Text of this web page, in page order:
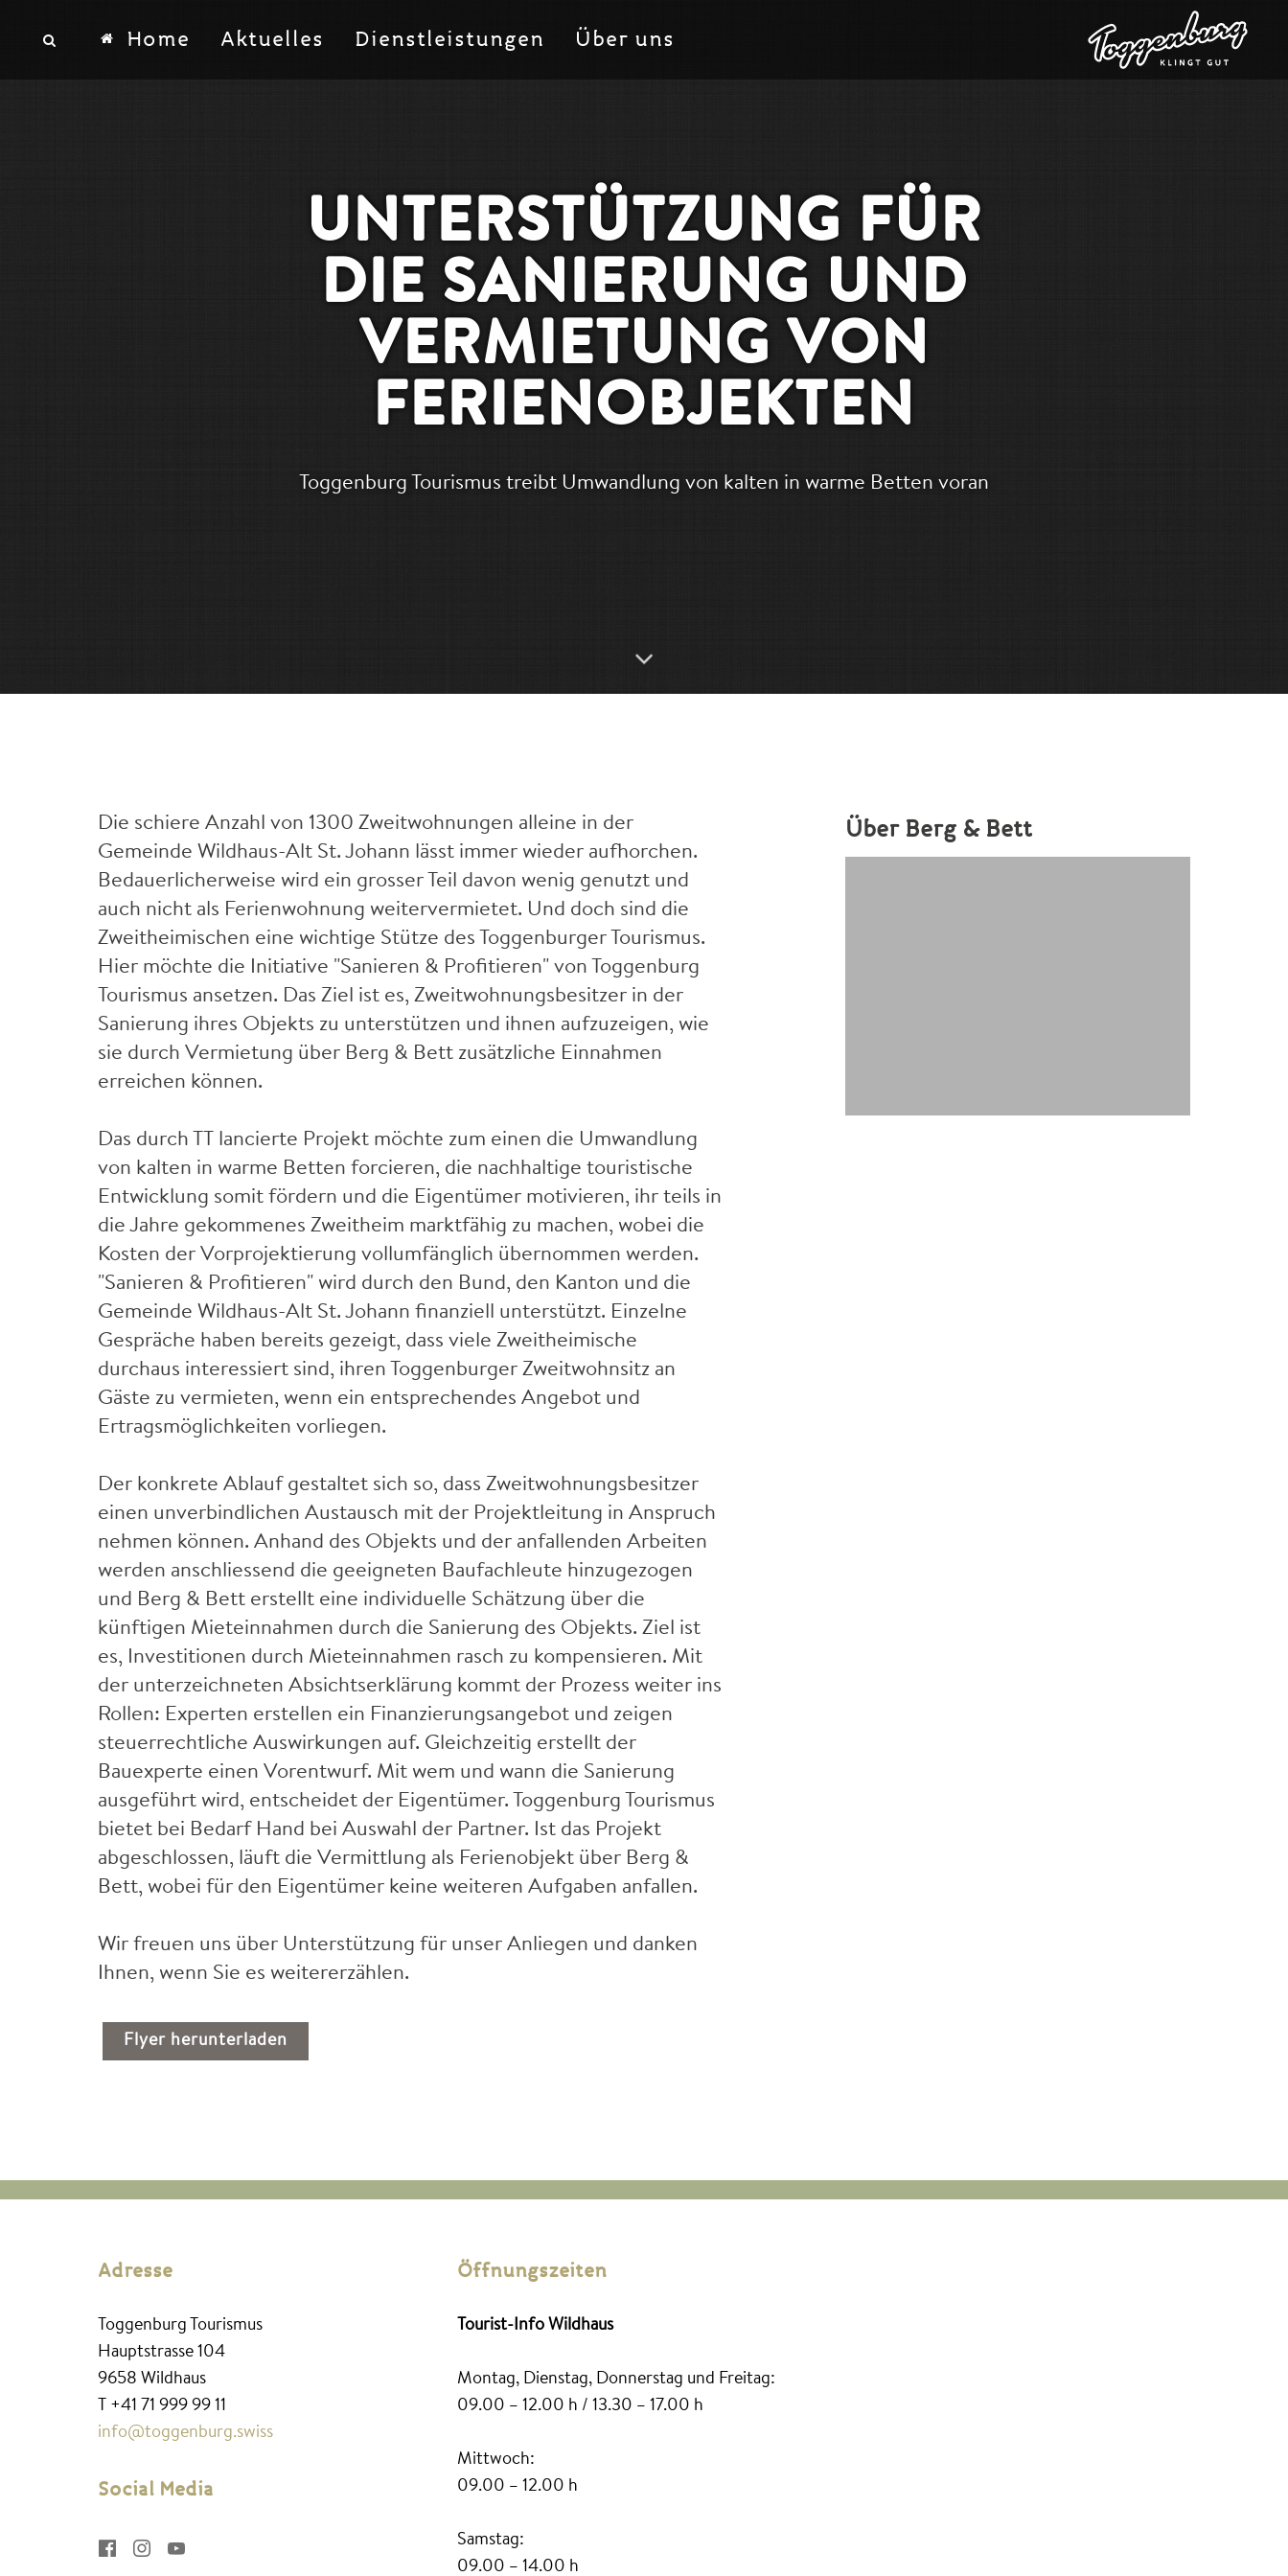
 Home Aktuelles Dienstleistungen Über uns
UNTERSTÜTZUNG FÜR
DIE SANIERUNG UND
VERMIETUNG VON
FERIENOBJEKTEN
Toggenburg Tourismus treibt Umwandlung von kalten in warme Betten voran
Die schiere Anzahl von 1300 Zweitwohnungen alleine in der
Gemeinde Wildhaus-Alt St. Johann lässt immer wieder aufhorchen.
Bedauerlicherweise wird ein grosser Teil davon wenig genutzt und
auch nicht als Ferienwohnung weitervermietet. Und doch sind die
Zweitheimischen eine wichtige Stütze des Toggenburger Tourismus.
Hier möchte die Initiative "Sanieren & Profitieren" von Toggenburg
Tourismus ansetzen. Das Ziel ist es, Zweitwohnungsbesitzer in der
Sanierung ihres Objekts zu unterstützen und ihnen aufzuzeigen, wie
sie durch Vermietung über Berg & Bett zusätzliche Einnahmen
erreichen können.
Das durch TT lancierte Projekt möchte zum einen die Umwandlung
von kalten in warme Betten forcieren, die nachhaltige touristische
Entwicklung somit fördern und die Eigentümer motivieren, ihr teils in
die Jahre gekommenes Zweitheim marktfähig zu machen, wobei die
Kosten der Vorprojektierung vollumfänglich übernommen werden.
"Sanieren & Profitieren" wird durch den Bund, den Kanton und die
Gemeinde Wildhaus-Alt St. Johann finanziell unterstützt. Einzelne
Gespräche haben bereits gezeigt, dass viele Zweitheimische
durchaus interessiert sind, ihren Toggenburger Zweitwohnsitz an
Gäste zu vermieten, wenn ein entsprechendes Angebot und
Ertragsmöglichkeiten vorliegen.
Der konkrete Ablauf gestaltet sich so, dass Zweitwohnungsbesitzer
einen unverbindlichen Austausch mit der Projektleitung in Anspruch
nehmen können. Anhand des Objekts und der anfallenden Arbeiten
werden anschliessend die geeigneten Baufachleute hinzugezogen
und Berg & Bett erstellt eine individuelle Schätzung über die
künftigen Mieteinnahmen durch die Sanierung des Objekts. Ziel ist
es, Investitionen durch Mieteinnahmen rasch zu kompensieren. Mit
der unterzeichneten Absichtserklärung kommt der Prozess weiter ins
Rollen: Experten erstellen ein Finanzierungsangebot und zeigen
steuerrechtliche Auswirkungen auf. Gleichzeitig erstellt der
Bauexperte einen Vorentwurf. Mit wem und wann die Sanierung
ausgeführt wird, entscheidet der Eigentümer. Toggenburg Tourismus
bietet bei Bedarf Hand bei Auswahl der Partner. Ist das Projekt
abgeschlossen, läuft die Vermittlung als Ferienobjekt über Berg &
Bett, wobei für den Eigentümer keine weiteren Aufgaben anfallen.
Wir freuen uns über Unterstützung für unser Anliegen und danken
Ihnen, wenn Sie es weitererzählen.
Flyer herunterladen
Über Berg & Bett
Adresse
Toggenburg Tourismus
Hauptstrasse 104
9658 Wildhaus
T +41 71 999 99 11
info@toggenburg.swiss
Social Media



Öffnungszeiten
Tourist-Info Wildhaus
Montag, Dienstag, Donnerstag und Freitag:
09.00 – 12.00 h / 13.30 – 17.00 h
Mittwoch:
09.00 – 12.00 h
Samstag:
09.00 – 14.00 h